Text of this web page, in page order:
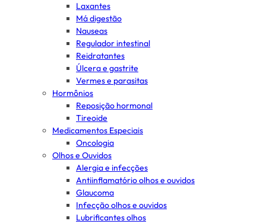
Laxantes
Má digestão
Nauseas
Regulador intestinal
Reidratantes
Úlcera e gastrite
Vermes e parasitas
Hormônios
Reposição hormonal
Tireoide
Medicamentos Especiais
Oncologia
Olhos e Ouvidos
Alergia e infecções
Antiinflamatório olhos e ouvidos
Glaucoma
Infecção olhos e ouvidos
Lubrificantes olhos